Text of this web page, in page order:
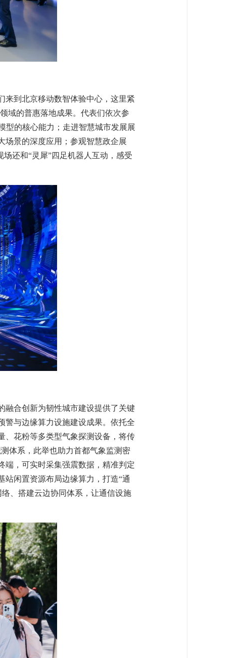
来到北京移动数智体验中心，这里紧
域的普惠落地成果。代表们依次参
型的核心能力；走进智慧城市发展展
场景的深度应用；参观智慧政企展
还和“灵犀”四足机器人互动，感受
融合创新为韧性城市建设提供了关键
警与边缘算力设施建设成果。依托全
、花粉等多类型气象探测设备，将传
体系，此举也助力首都气象监测密
端，可实时采集强震数据，精准判定
闲置资源布局边缘算力，打造“通
、搭建云边协同体系，让通信设施